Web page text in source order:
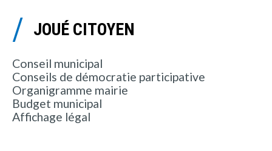
JOUÉ CITOYEN
Conseil municipal
Conseils de démocratie participative
Organigramme mairie
Budget municipal
Affichage légal